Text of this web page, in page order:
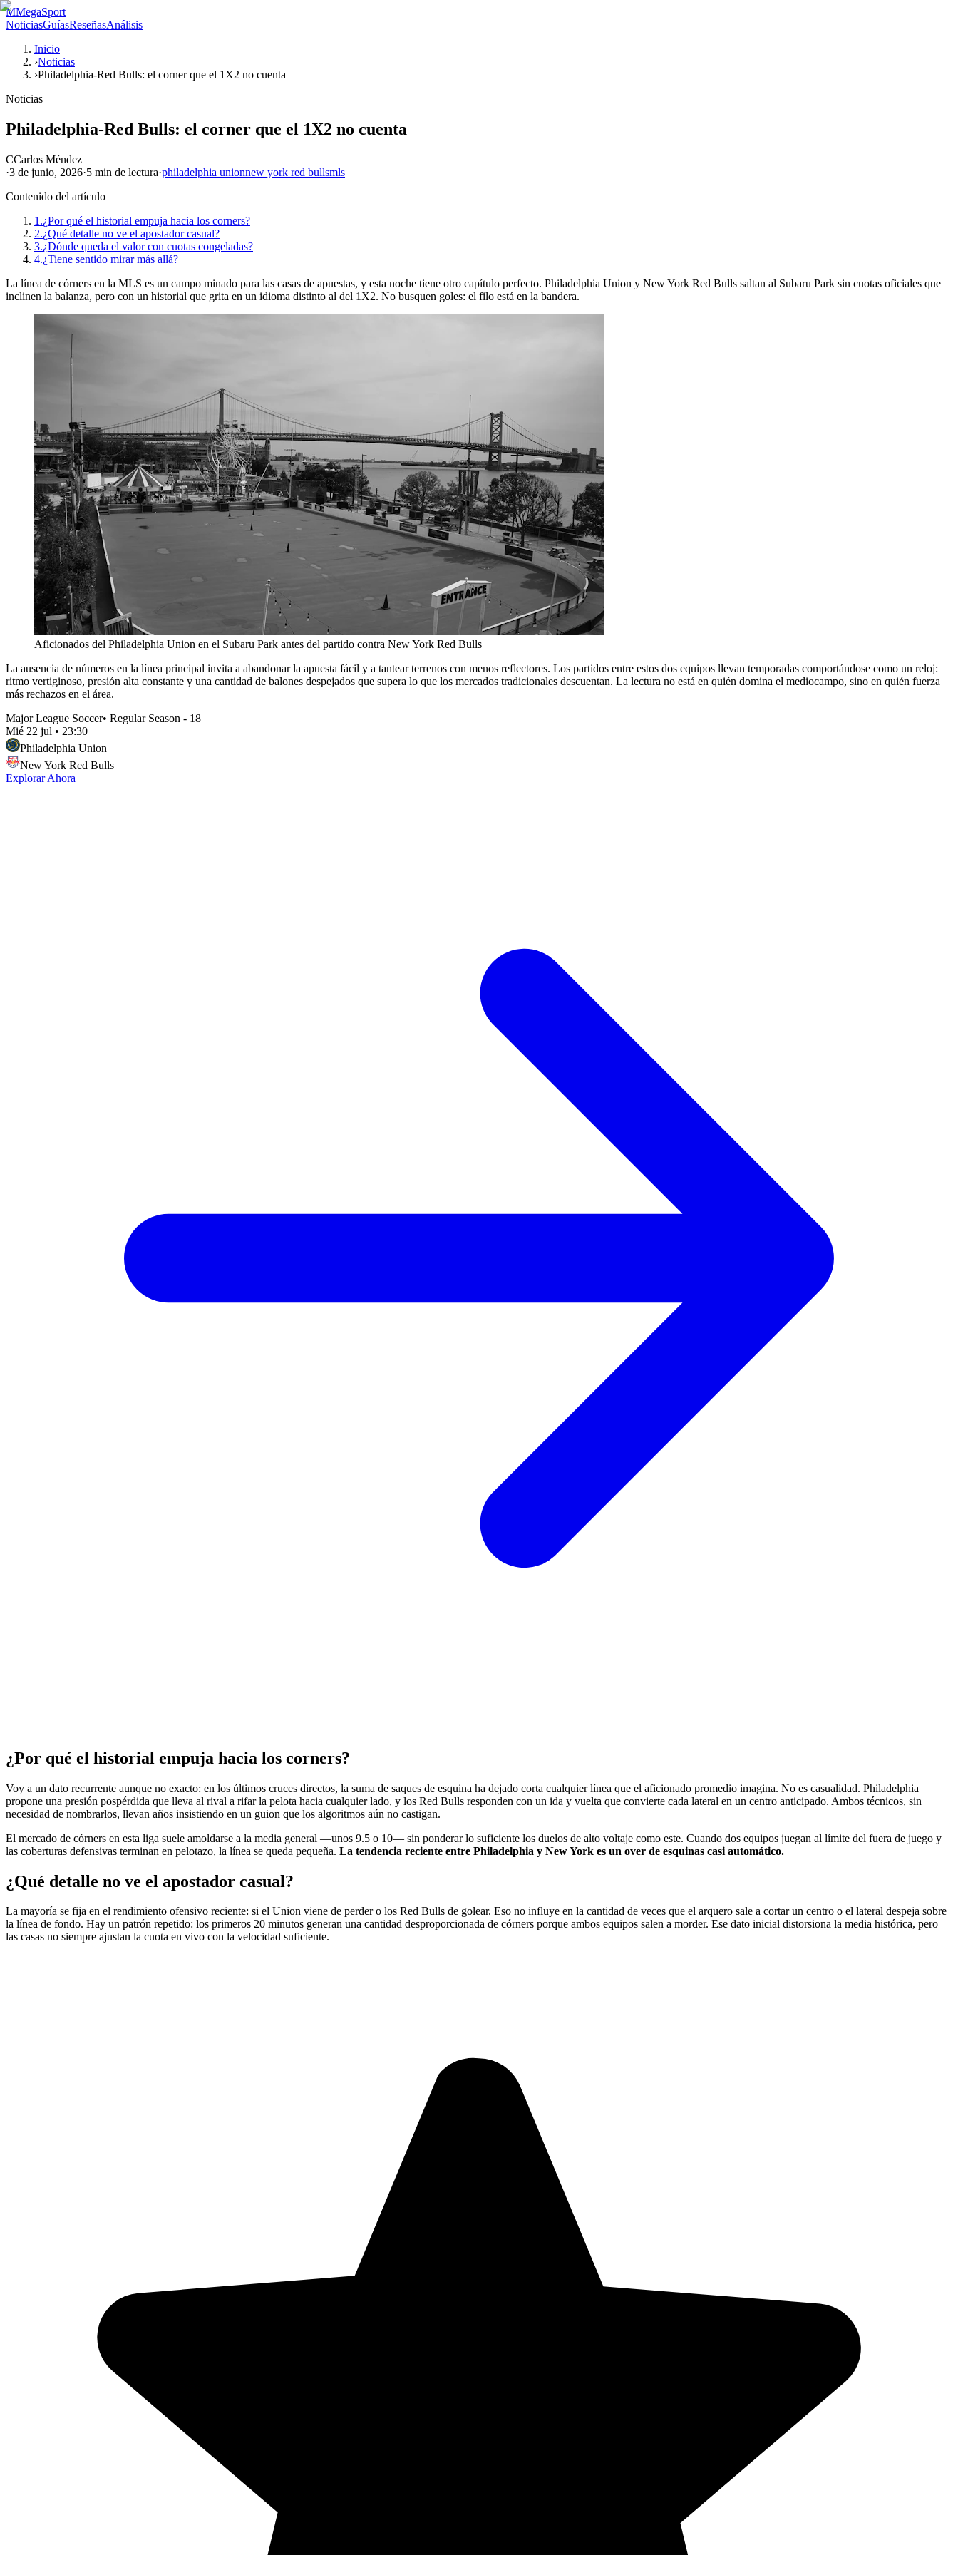
MMegaSport
NoticiasGuíasReseñasAnálisis
Inicio
›Noticias
›Philadelphia-Red Bulls: el corner que el 1X2 no cuenta
Noticias
Philadelphia-Red Bulls: el corner que el 1X2 no cuenta
CCarlos Méndez
·3 de junio, 2026·5 min de lectura·philadelphia unionnew york red bullsmls
Contenido del artículo
1.¿Por qué el historial empuja hacia los corners?
2.¿Qué detalle no ve el apostador casual?
3.¿Dónde queda el valor con cuotas congeladas?
4.¿Tiene sentido mirar más allá?
La línea de córners en la MLS es un campo minado para las casas de apuestas, y esta noche tiene otro capítulo perfecto. Philadelphia Union y New York Red Bulls saltan al Subaru Park sin cuotas oficiales que
inclinen la balanza, pero con un historial que grita en un idioma distinto al del 1X2. No busquen goles: el filo está en la bandera.
Aficionados del Philadelphia Union en el Subaru Park antes del partido contra New York Red Bulls
La ausencia de números en la línea principal invita a abandonar la apuesta fácil y a tantear terrenos con menos reflectores. Los partidos entre estos dos equipos llevan temporadas comportándose como un reloj:
ritmo vertiginoso, presión alta constante y una cantidad de balones despejados que supera lo que los mercados tradicionales descuentan. La lectura no está en quién domina el mediocampo, sino en quién fuerza
más rechazos en el área.
Major League Soccer• Regular Season - 18
Mié 22 jul • 23:30
Philadelphia Union
New York Red Bulls
Explorar Ahora
¿Por qué el historial empuja hacia los corners?
Voy a un dato recurrente aunque no exacto: en los últimos cruces directos, la suma de saques de esquina ha dejado corta cualquier línea que el aficionado promedio imagina. No es casualidad. Philadelphia
propone una presión pospérdida que lleva al rival a rifar la pelota hacia cualquier lado, y los Red Bulls responden con un ida y vuelta que convierte cada lateral en un centro anticipado. Ambos técnicos, sin
necesidad de nombrarlos, llevan años insistiendo en un guion que los algoritmos aún no castigan.
El mercado de córners en esta liga suele amoldarse a la media general —unos 9.5 o 10— sin ponderar lo suficiente los duelos de alto voltaje como este. Cuando dos equipos juegan al límite del fuera de juego y
las coberturas defensivas terminan en pelotazo, la línea se queda pequeña. La tendencia reciente entre Philadelphia y New York es un over de esquinas casi automático.
¿Qué detalle no ve el apostador casual?
La mayoría se fija en el rendimiento ofensivo reciente: si el Union viene de perder o los Red Bulls de golear. Eso no influye en la cantidad de veces que el arquero sale a cortar un centro o el lateral despeja sobre
la línea de fondo. Hay un patrón repetido: los primeros 20 minutos generan una cantidad desproporcionada de córners porque ambos equipos salen a morder. Ese dato inicial distorsiona la media histórica, pero
las casas no siempre ajustan la cuota en vivo con la velocidad suficiente.